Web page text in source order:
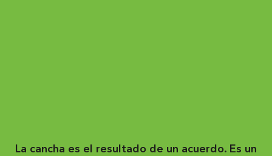
La cancha es el resultado de un acuerdo. Es un